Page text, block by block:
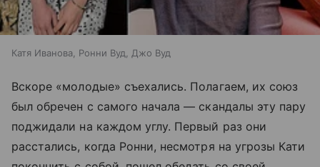
Катя Иванова, Ронни Вуд, Джо Вуд
Вскоре «молодые» съехались. Полагаем, их союз
был обречен с самого начала — скандалы эту пару
поджидали на каждом углу. Первый раз они
расстались, когда Ронни, несмотря на угрозы Кати